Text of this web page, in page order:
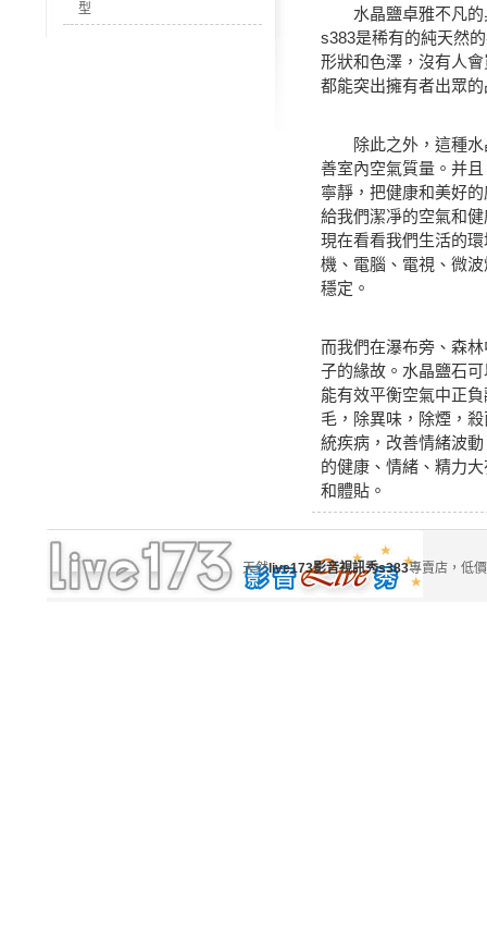
型
水晶鹽卓雅不凡的
s383是稀有的純天然
形狀和色澤，沒有人
都能突出擁有者出眾
除此之外，這種水
善室內空氣質量。并
寧靜，把健康和美好
給我們潔凈的空氣和
現在看看我們生活的
機、電腦、電視、微
穩定。
而我們在瀑布旁、森
子的緣故。水晶鹽石
能有效平衡空氣中正
毛，除異味，除煙，
統疾病，改善情緒波
的健康、情緒、精力
和體貼。
天然live173影音視訊秀s383專賣店，低